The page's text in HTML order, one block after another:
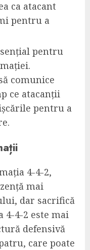
ca atacant
pentru a
pentru
comunice
ce atacanții
pentru a
4-4-2,
mai
dar sacrifică
4-4-2 este mai
defensivă
care poate